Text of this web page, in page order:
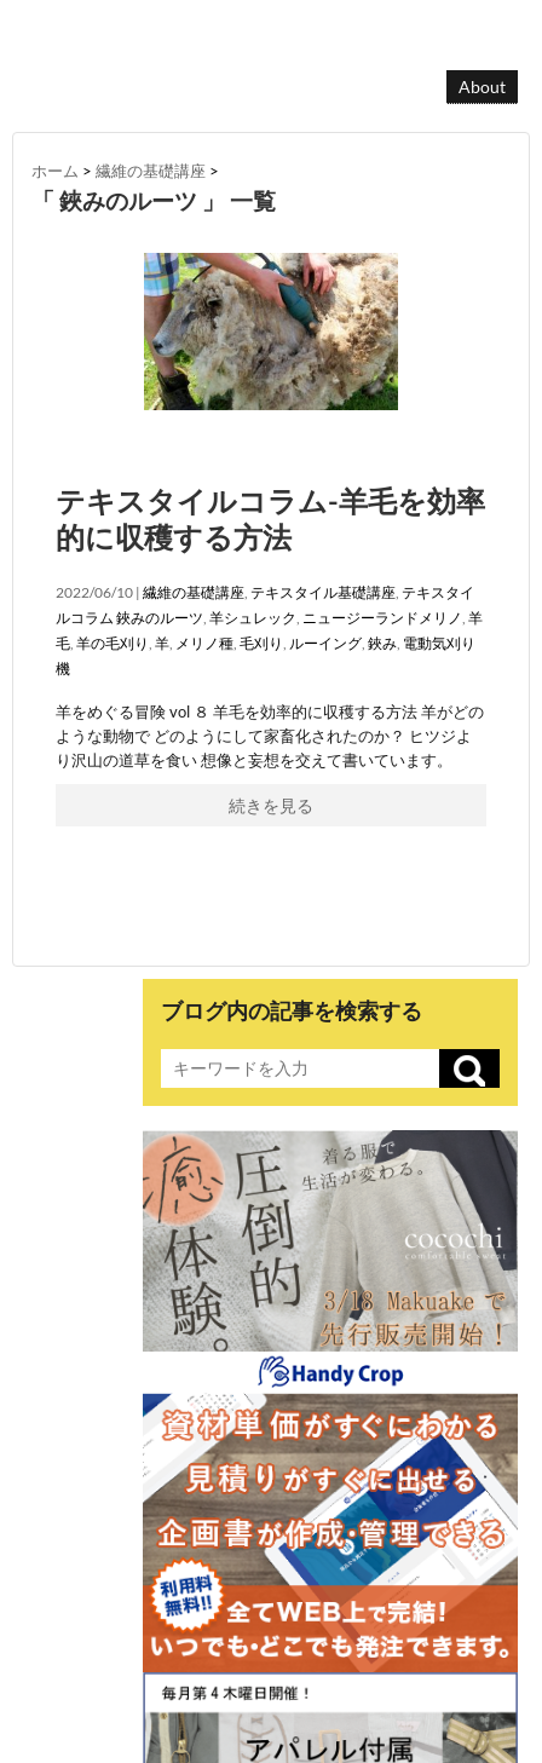
About
ホーム > 繊維の基礎講座 >
「 鋏みのルーツ 」 一覧
テキスタイルコラム-羊毛を効率
的に収穫する方法
2022/06/10 | 繊維の基礎講座 テキスタイル基礎講座 テキスタイ
ルコラム 鋏みのルーツ 羊シュレック ニュージーランドメリノ 羊
毛 羊の毛刈り 羊 メリノ種 毛刈り ルーイング 鋏み 電動気刈り
機
羊をめぐる冒険 vol ８ 羊毛を効率的に収穫する方法 羊がどの
ような動物で どのようにして家畜化されたのか？ ヒツジよ
り沢山の道草を食い 想像と妄想を交えて書いています。
続きを見る
ブログ内の記事を検索する